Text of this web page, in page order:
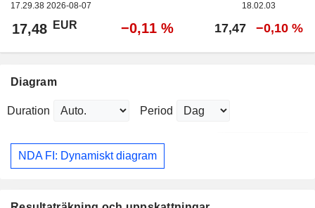
17.29.38 2026-08-07
18.02.03
17,48 EUR −0,11 % 17,47 −0,10 %
Diagram
Duration Period
NDA FI: Dynamiskt diagram